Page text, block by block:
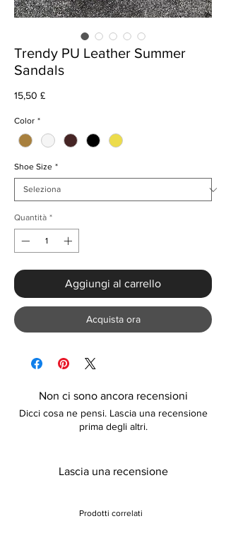
Trendy PU Leather Summer
Sandals
15,50 £Prezzo
Color *
Shoe Size *
Quantità *
Aggiungi al carrello
Acquista ora
Non ci sono ancora recensioni
Dicci cosa ne pensi. Lascia una recensione
prima degli altri.
Lascia una recensione
Prodotti correlati